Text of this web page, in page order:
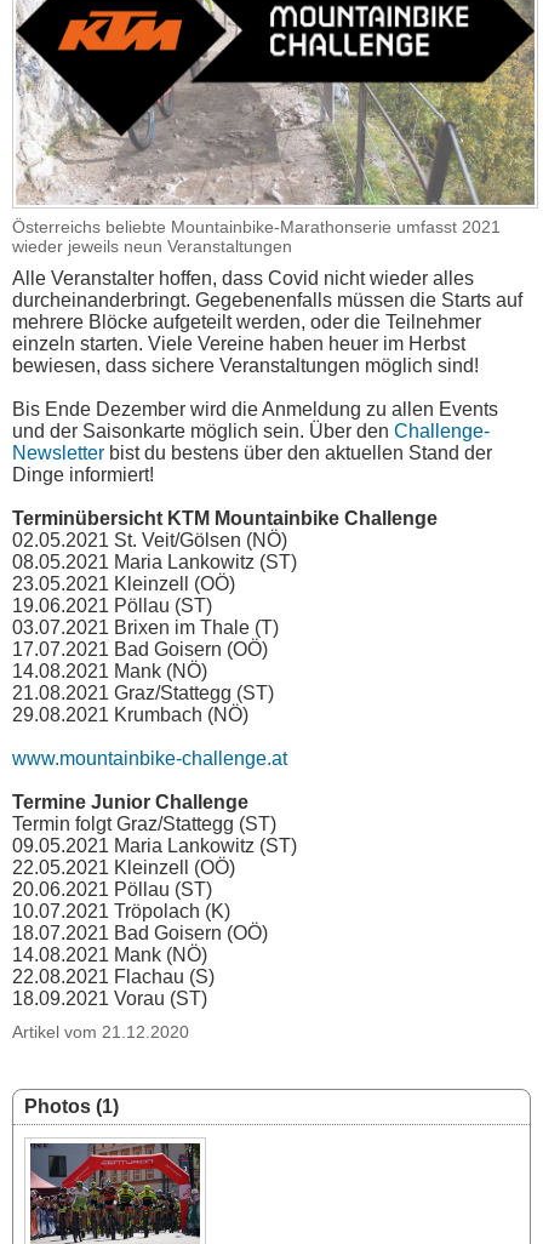
Österreichs beliebte Mountainbike-Marathonserie umfasst 2021
wieder jeweils neun Veranstaltungen
Alle Veranstalter hoffen, dass Covid nicht wieder alles
durcheinanderbringt. Gegebenenfalls müssen die Starts auf
mehrere Blöcke aufgeteilt werden, oder die Teilnehmer
einzeln starten. Viele Vereine haben heuer im Herbst
bewiesen, dass sichere Veranstaltungen möglich sind!
Bis Ende Dezember wird die Anmeldung zu allen Events
und der Saisonkarte möglich sein. Über den Challenge-
Newsletter bist du bestens über den aktuellen Stand der
Dinge informiert!
Terminübersicht KTM Mountainbike Challenge
02.05.2021 St. Veit/Gölsen (NÖ)
08.05.2021 Maria Lankowitz (ST)
23.05.2021 Kleinzell (OÖ)
19.06.2021 Pöllau (ST)
03.07.2021 Brixen im Thale (T)
17.07.2021 Bad Goisern (OÖ)
14.08.2021 Mank (NÖ)
21.08.2021 Graz/Stattegg (ST)
29.08.2021 Krumbach (NÖ)
www.mountainbike-challenge.at
Termine Junior Challenge
Termin folgt Graz/Stattegg (ST)
09.05.2021 Maria Lankowitz (ST)
22.05.2021 Kleinzell (OÖ)
20.06.2021 Pöllau (ST)
10.07.2021 Tröpolach (K)
18.07.2021 Bad Goisern (OÖ)
14.08.2021 Mank (NÖ)
22.08.2021 Flachau (S)
18.09.2021 Vorau (ST)
Artikel vom 21.12.2020
Photos (1)